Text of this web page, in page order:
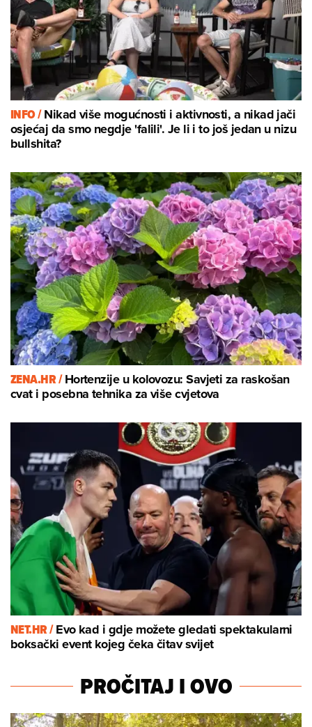
INFO /Nikad više mogućnosti i aktivnosti, a nikad jači
osjećaj da smo negdje 'falili'. Je li i to još jedan u nizu
bullshita?
ZENA.HR /Hortenzije u kolovozu: Savjeti za raskošan
cvat i posebna tehnika za više cvjetova
NET.HR /Evo kad i gdje možete gledati spektakularni
boksački event kojeg čeka čitav svijet
PROČITAJ I OVO